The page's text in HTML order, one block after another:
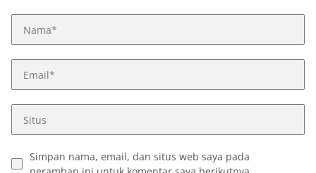
Simpan nama, email, dan situs web saya pada